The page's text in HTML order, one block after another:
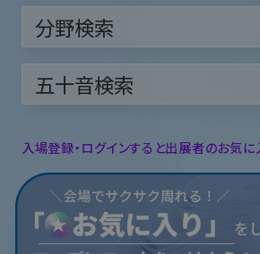
入場登録・ログインすると出展者のお気に